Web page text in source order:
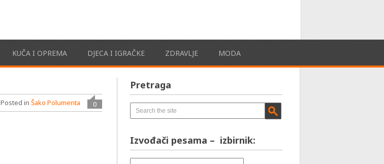
KUČA I OPREMA DJECA I IGRAČKE ZDRAVLJE MODA
0
Posted inŠako Polumenta
Pretraga
Izvođači pesama – izbirnik: